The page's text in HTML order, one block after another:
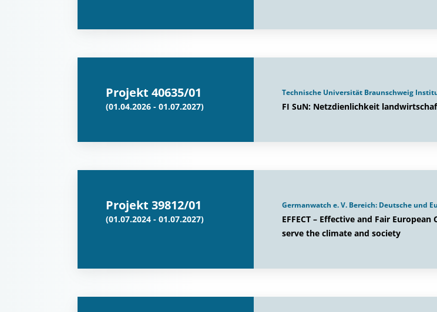
Projekt 40635/01
(01.04.2026 - 01.07.2027)
Technische Universität Braunschweig
FI SuN: Netzdienlichkeit
Projekt 39812/01
(01.07.2024 - 01.07.2027)
Germanwatch e. V. Bereich: Deutsche und
EFFECT – Effective and Fair
serve the climate and society